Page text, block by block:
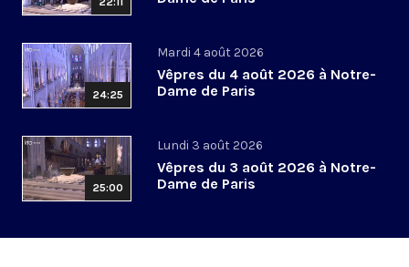
24:25
Mardi 4 août 2026
Vêpres du 4 août 2026 à Notre-
Dame de Paris
25:00
Lundi 3 août 2026
Vêpres du 3 août 2026 à Notre-
Dame de Paris